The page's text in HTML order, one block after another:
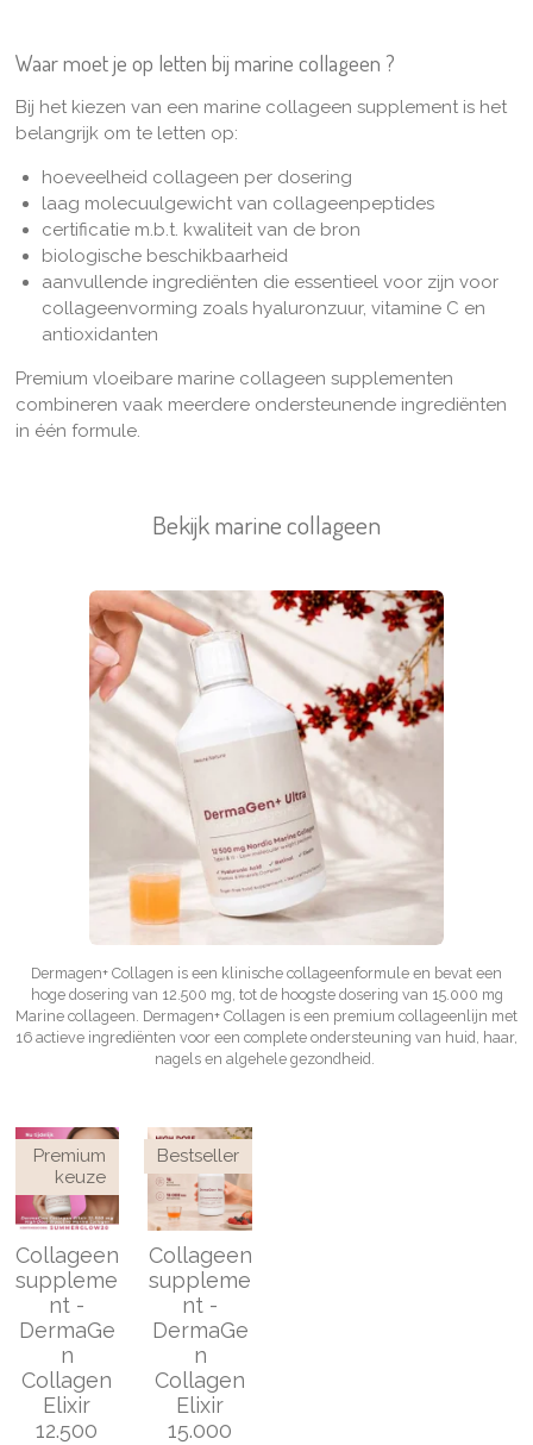
Waar moet je op letten bij marine collageen ?
Bij het kiezen van een marine collageen supplement is het
belangrijk om te letten op:
hoeveelheid collageen per dosering
laag molecuulgewicht van collageenpeptides
certificatie m.b.t. kwaliteit van de bron
biologische beschikbaarheid
aanvullende ingrediënten die essentieel voor zijn voor
collageenvorming zoals hyaluronzuur, vitamine C en
antioxidanten
Premium vloeibare marine collageen supplementen
combineren vaak meerdere ondersteunende ingrediënten
in één formule.
Bekijk marine collageen
Dermagen+ Collagen is een klinische collageenformule en bevat een
hoge dosering van 12.500 mg, tot de hoogste dosering van 15.000 mg
Marine collageen. Dermagen+ Collagen is een premium collageenlijn met
16 actieve ingrediënten voor een complete ondersteuning van huid, haar,
nagels en algehele gezondheid.
Premium
keuze
Collageen
suppleme
nt -
DermaGe
n
Collagen
Elixir
12.500
Bestseller
Collageen
suppleme
nt -
DermaGe
n
Collagen
Elixir
15.000